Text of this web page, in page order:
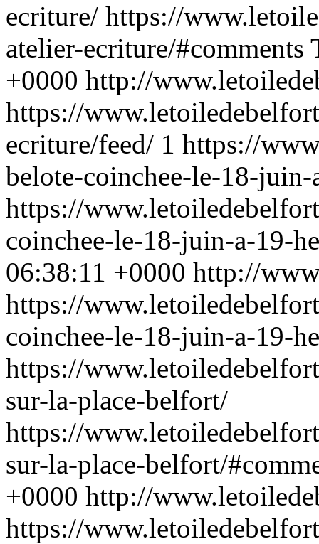
ecriture/ https://
atelier-ecriture/#comments
+0000 http://
https://
ecriture/feed/ 1 https://
belote-coinchee-le-18-juin-
https://
coinchee-le-18-juin-a-19-
06:38:11 +0000 http://
https://
coinchee-le-18-juin-a-19-
https://
sur-la-place-belfort/
https://
sur-la-place-belfort/
+0000 http://
https://